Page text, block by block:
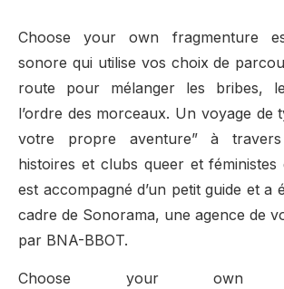
Choose your own fragmenture
sonore qui utilise vos choix de
route pour mélanger les bribes,
l’ordre des morceaux. Un voyage de
votre propre aventure” à
histoires et clubs queer et
est accompagné d’un petit guide et a
cadre de Sonorama, une agence de
par BNA-BBOT.
Choose your own